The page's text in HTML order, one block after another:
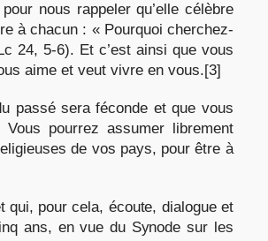
nous rappeler qu’elle célèbre
à chacun : « Pourquoi cherchez-
24, 5-6). Et c’est ainsi que vous
aime et veut vivre en vous.[3]
passé sera féconde et que vous
pourrez assumer librement
de vos pays, pour être à
qui, pour cela, écoute, dialogue et
ans, en vue du Synode sur les